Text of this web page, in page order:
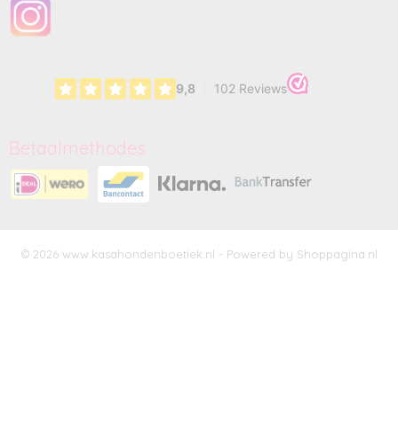
Betaalmethodes
© 2026 www.kasahondenboetiek.nl - Powered by Shoppagina.nl